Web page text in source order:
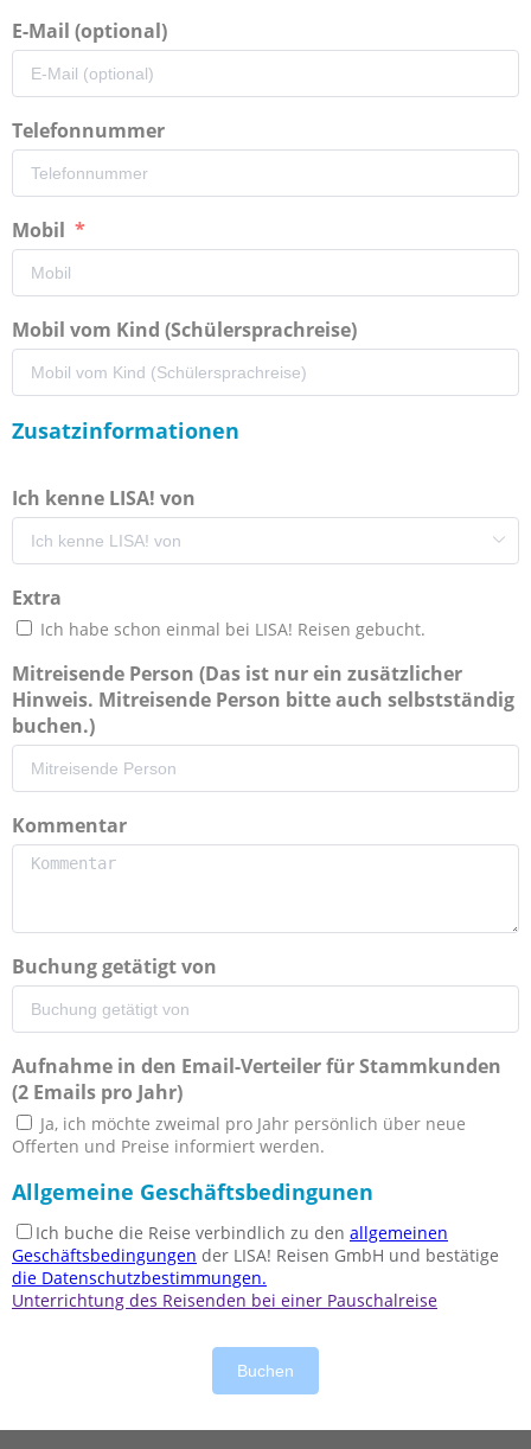
E-Mail (optional)
Telefonnummer
Mobil
Mobil vom Kind (Schülersprachreise)
Zusatzinformationen
Ich kenne LISA! von
Extra
Ich habe schon einmal bei LISA! Reisen gebucht.
Mitreisende Person (Das ist nur ein zusätzlicher
Hinweis. Mitreisende Person bitte auch selbstständig
buchen.)
Kommentar
Buchung getätigt von
Aufnahme in den Email-Verteiler für Stammkunden
(2 Emails pro Jahr)
Ja, ich möchte zweimal pro Jahr persönlich über neue
Offerten und Preise informiert werden.
Allgemeine Geschäftsbedingunen
Ich buche die Reise verbindlich zu den allgemeinen
Geschäftsbedingungen der LISA! Reisen GmbH und bestätige
die Datenschutzbestimmungen.
Unterrichtung des Reisenden bei einer Pauschalreise
Buchen